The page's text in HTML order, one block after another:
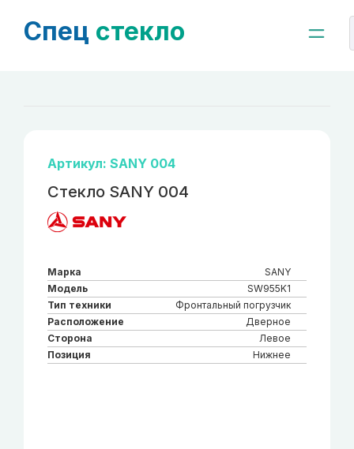
Спец стекло
Артикул: SANY 004
Стекло SANY 004
Марка
SANY
Модель
SW955K1
Тип техники
Фронтальный погрузчик
Расположение
Дверное
Сторона
Левое
Позиция
Нижнее